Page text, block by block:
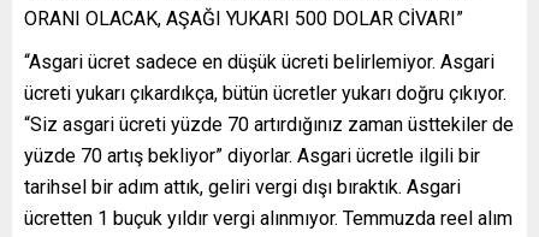
ORANI OLACAK, AŞAĞI YUKARI 500 DOLAR CİVARI”
“Asgari ücret sadece en düşük ücreti belirlemiyor. Asgari
ücreti yukarı çıkardıkça, bütün ücretler yukarı doğru çıkıyor.
“Siz asgari ücreti yüzde 70 artırdığınız zaman üsttekiler de
yüzde 70 artış bekliyor” diyorlar. Asgari ücretle ilgili bir
tarihsel bir adım attık, geliri vergi dışı bıraktık. Asgari
ücretten 1 buçuk yıldır vergi alınmıyor. Temmuzda reel alım